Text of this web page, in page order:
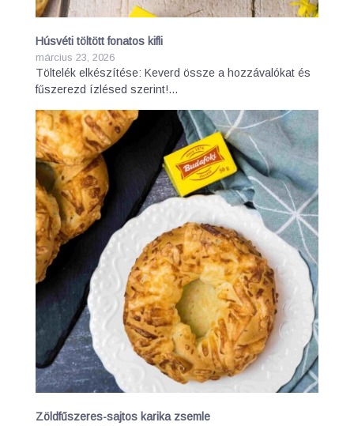
Húsvéti töltött fonatos kifli
március 23, 2026
Töltelék elkészítése: Keverd össze a hozzávalókat és
fűszerezd ízlésed szerint!…
Zöldfűszeres-sajtos karika zsemle